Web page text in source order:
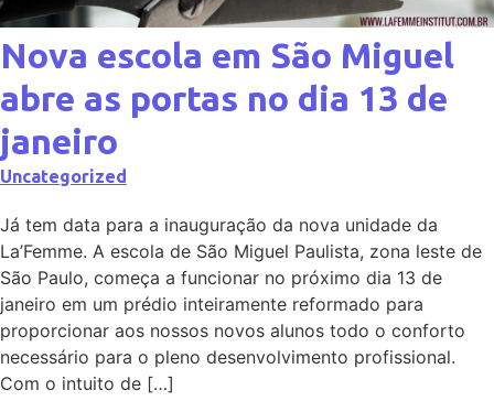
Nova escola em São Miguel
abre as portas no dia 13 de
janeiro
Uncategorized
Já tem data para a inauguração da nova unidade da
La’Femme. A escola de São Miguel Paulista, zona leste de
São Paulo, começa a funcionar no próximo dia 13 de
janeiro em um prédio inteiramente reformado para
proporcionar aos nossos novos alunos todo o conforto
necessário para o pleno desenvolvimento profissional.
Com o intuito de […]